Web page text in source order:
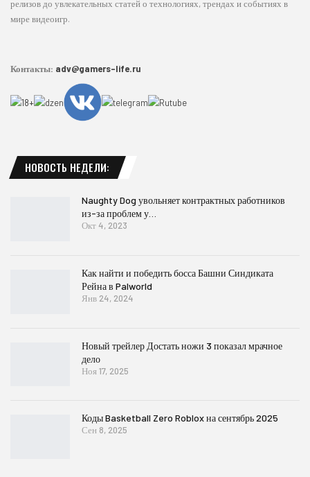
релизов до увлекательных статей о технологиях, трендах и событиях в
мире видеоигр.
Контакты: adv@gamers-life.ru
НОВОСТЬ НЕДЕЛИ:
Naughty Dog увольняет контрактных работников
из-за проблем у…
Окт 4, 2023
Как найти и победить босса Башни Синдиката
Рейна в Palworld
Янв 24, 2024
Новый трейлер Достать ножи 3 показал мрачное
дело
Ноя 17, 2025
Коды Basketball Zero Roblox на сентябрь 2025
Сен 8, 2025